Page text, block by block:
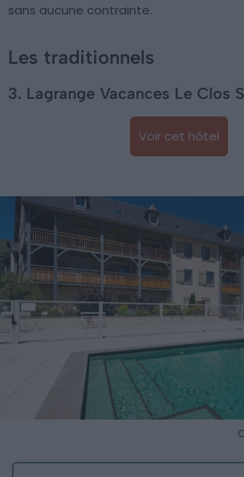
sans aucune contrainte.
Les traditionnels
3. Lagrange Vacances Le Clos
Voir cet hôtel